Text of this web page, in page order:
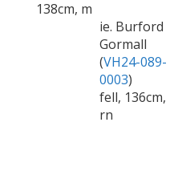
138cm, m
ie. Burford
Gormall
(VH24-089-
0003)
fell, 136cm,
rn